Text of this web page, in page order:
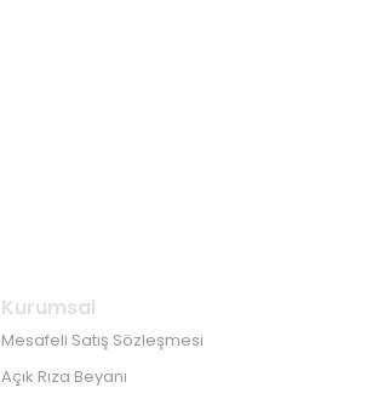
Kurumsal
Mesafeli Satış Sözleşmesi
Açık Rıza Beyanı